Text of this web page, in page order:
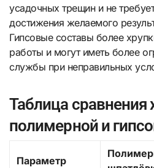
усадочных трещин и не
достижения желаемого
Гипсовые составы более
работы и могут иметь более
службы при неправильных
Таблица сравнения
полимерной и
Параметр